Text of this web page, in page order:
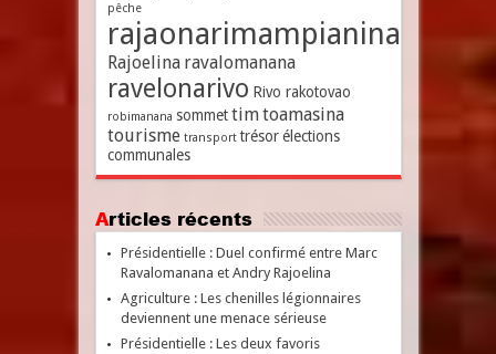
pêche
rajaonarimampianina
Rajoelina ravalomanana
ravelonarivo Rivo rakotovao
robimanana sommet timtoamasina
tourisme transport trésor élections
communales
Articles récents
Présidentielle : Duel confirmé entre Marc
Ravalomanana et Andry Rajoelina
Agriculture : Les chenilles légionnaires
deviennent une menace sérieuse
Présidentielle : Les deux favoris